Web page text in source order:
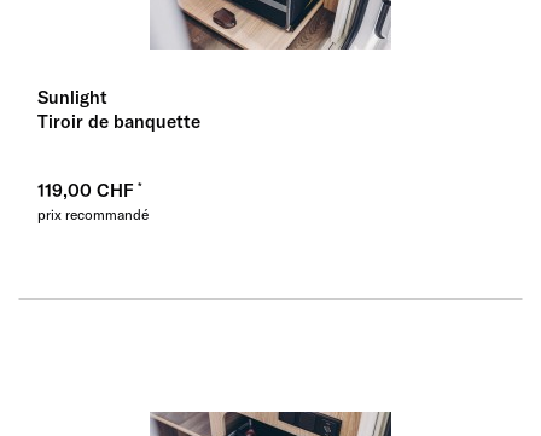
Sunlight
Tiroir de banquette
119,00 CHF
prix recommandé